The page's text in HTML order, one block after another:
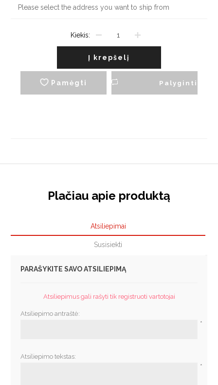
Please select the address you want to ship from
Kiekis:
Pamėgti
Į krepšelį
Palyginti
Plačiau apie produktą
Atsiliepimai
Susisiekti
PARAŠYKITE SAVO ATSILIEPIMĄ
Atsiliepimus gali rašyti tik registruoti vartotojai
Atsiliepimo antraštė:
*
Atsiliepimo tekstas:
*